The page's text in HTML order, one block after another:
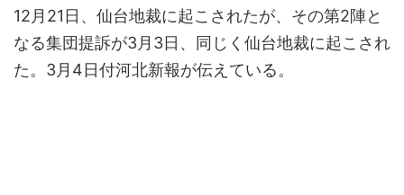
12月21日、仙台地裁に起こされたが、その第2陣と
なる集団提訴が3月3日、同じく仙台地裁に起こされ
た。3月4日付河北新報が伝えている。